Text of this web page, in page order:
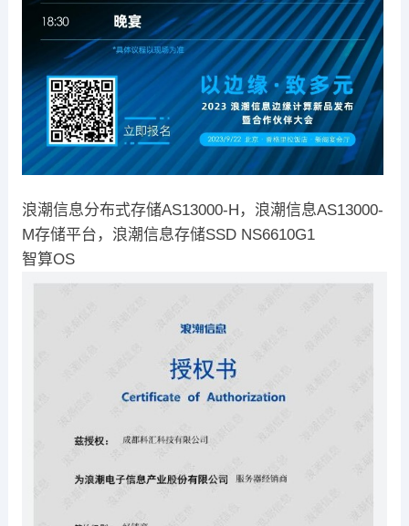
浪潮信息分布式存储AS13000-H，浪潮信息AS13000-
M存储平台，浪潮信息存储SSD NS6610G1
智算OS